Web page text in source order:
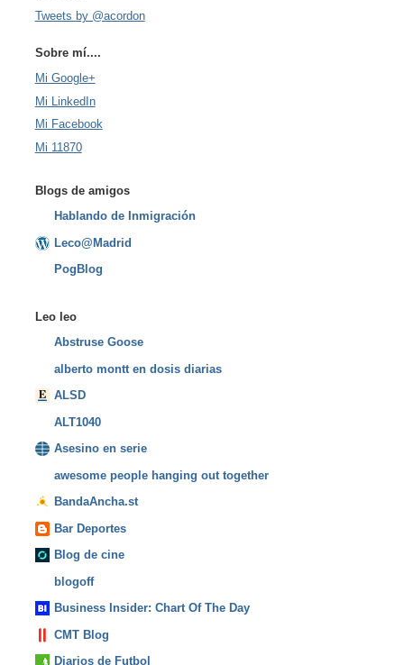
Tweets by @acordon
Sobre mí....
Mi Google+
Mi LinkedIn
Mi Facebook
Mi 11870
Blogs de amigos
Hablando de Inmigración
Leco@Madrid
PogBlog
Leo leo
Abstruse Goose
alberto montt en dosis diarias
ALSD
ALT1040
Asesino en serie
awesome people hanging out together
BandaAncha.st
Bar Deportes
Blog de cine
blogoff
Business Insider: Chart Of The Day
CMT Blog
Diarios de Futbol